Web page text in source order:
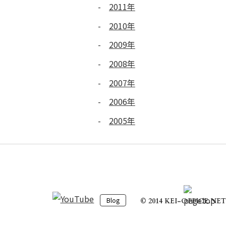
2011年
2010年
2009年
2008年
2007年
2006年
2005年
Blog © 2014 KEI-OFFICE.NET